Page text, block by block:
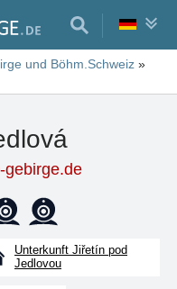
und Böhm.Schweiz »
gebirge.de
Unterkunft Jiřetín pod
Jedlovou